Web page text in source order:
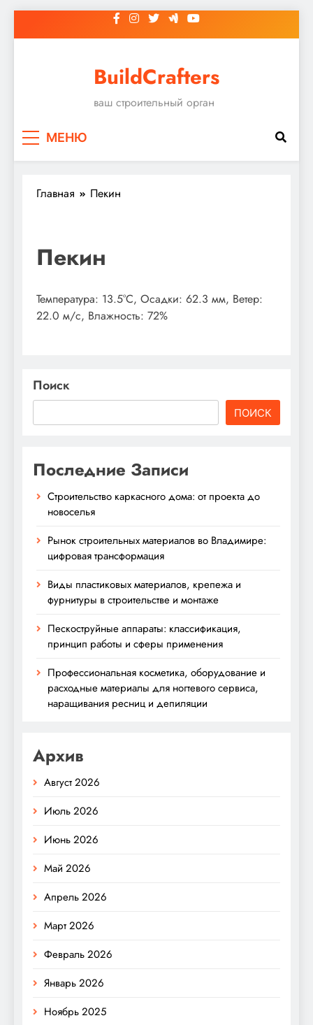
к
BuildCrafters
ваш строительный орган
МЕНЮ
Главная Пекин
Пекин
Температура: 13.5°C, Осадки: 62.3 мм, Ветер:
22.0 м/с, Влажность: 72%
Поиск
ПОИСК
Последние Записи
Строительство каркасного дома: от проекта до
новоселья
Рынок строительных материалов во Владимире:
цифровая трансформация
Виды пластиковых материалов, крепежа и
фурнитуры в строительстве и монтаже
Пескоструйные аппараты: классификация,
принцип работы и сферы применения
Профессиональная косметика, оборудование и
расходные материалы для ногтевого сервиса,
наращивания ресниц и депиляции
Архив
Август 2026
Июль 2026
Июнь 2026
Май 2026
Апрель 2026
Март 2026
Февраль 2026
Январь 2026
Ноябрь 2025